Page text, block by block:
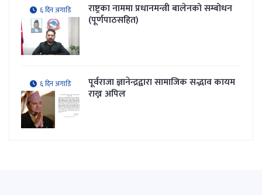
६ दिन अगाडि राष्ट्रका नाममा प्रधानमन्त्री बालेनको सम्बोधन
(पूर्णपाठसहित)
६ दिन अगाडि पूर्वराजा ज्ञानेन्द्रद्वारा सामाजिक सद्भाव कायम
राख्न अपिल